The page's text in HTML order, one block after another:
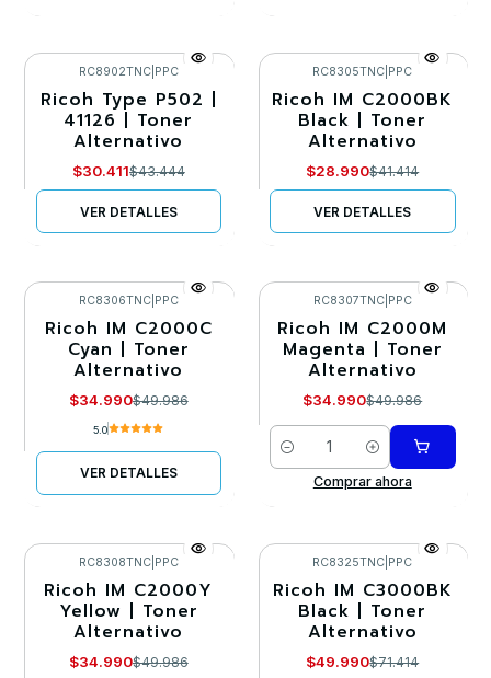
-30%
Agotado
RC8902TNC| PPC
Ricoh Type P502 |
41126 | Toner
Alternativo
$30.411$43.444
VER DETALLES
-30%
Agotado
RC8305TNC PPC
Ricoh IM C2000BK
Black | Toner
Alternativo
$28.990$41.414
VER DETALLES
-30%
Agotado
RC8306TNC| PPC
Ricoh IM C2000C
Cyan | Toner
Alternativo
$34.990$49.986
5.0
VER DETALLES
-30%
RC8307TNC| PPC
Ricoh IM C2000M
Magenta | Toner
Alternativo
$34.990$49.986
Cantidad
Comprar ahora
-30%
Agotado
RC8308TNC| PPC
Ricoh IM C2000Y
Yellow | Toner
Alternativo
$34.990$49.986
-30%
Agotado
RC8325TNC PPC
Ricoh IM C3000BK
Black | Toner
Alternativo
$49.990$71.414